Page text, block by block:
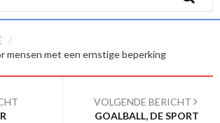
/
mensen met een ernstige beperking
VOLGENDE BERICHT
GOALBALL, DE SPORT